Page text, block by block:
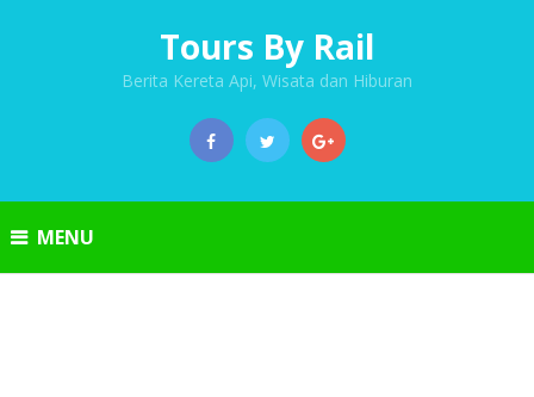
Tours By Rail
Berita Kereta Api, Wisata dan Hiburan
MENU